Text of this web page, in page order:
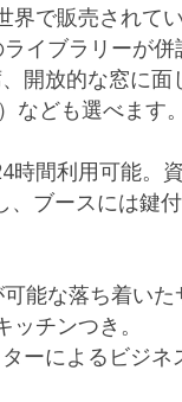
界で販売されて
イブラリーが併
開放的な窓に
なども選べます。
間利用可能。
ブースには鍵
能な落ち着いた
チンつき。
ーによるビジ